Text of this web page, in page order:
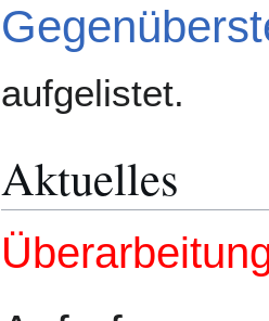
aufgelistet.
Aktuelles